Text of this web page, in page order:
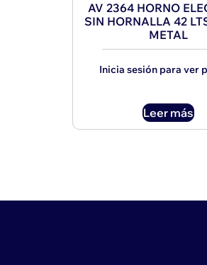
AV 2364 HORNO
SIN HORNALLA 42
METAL
Inicia sesión para ver
Leer más